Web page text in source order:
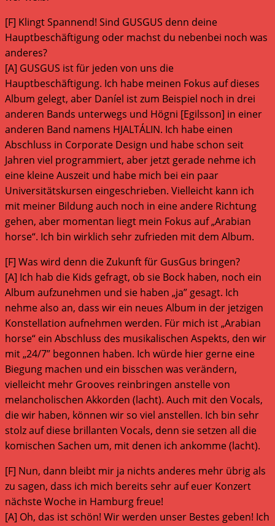
[F] Klingt Spannend! Sind GUSGUS denn deine
Hauptbeschäftigung oder machst du nebenbei noch was
anderes?
[A] GUSGUS ist für jeden von uns die
Hauptbeschäftigung. Ich habe meinen Fokus auf dieses
Album gelegt, aber Daníel ist zum Beispiel noch in drei
anderen Bands unterwegs und Högni [Egilsson] in einer
anderen Band namens HJALTÁLIN. Ich habe einen
Abschluss in Corporate Design und habe schon seit
Jahren viel programmiert, aber jetzt gerade nehme ich
eine kleine Auszeit und habe mich bei ein paar
Universitätskursen eingeschrieben. Vielleicht kann ich
mit meiner Bildung auch noch in eine andere Richtung
gehen, aber momentan liegt mein Fokus auf „Arabian
horse“. Ich bin wirklich sehr zufrieden mit dem Album.
[F] Was wird denn die Zukunft für GusGus bringen?
[A] Ich hab die Kids gefragt, ob sie Bock haben, noch ein
Album aufzunehmen und sie haben „ja” gesagt. Ich
nehme also an, dass wir ein neues Album in der jetzigen
Konstellation aufnehmen werden. Für mich ist „Arabian
horse“ ein Abschluss des musikalischen Aspekts, den wir
mit „24/7” begonnen haben. Ich würde hier gerne eine
Biegung machen und ein bisschen was verändern,
vielleicht mehr Grooves reinbringen anstelle von
melancholischen Akkorden (lacht). Auch mit den Vocals,
die wir haben, können wir so viel anstellen. Ich bin sehr
stolz auf diese brillanten Vocals, denn sie setzen all die
komischen Sachen um, mit denen ich ankomme (lacht).
[F] Nun, dann bleibt mir ja nichts anderes mehr übrig als
zu sagen, dass ich mich bereits sehr auf euer Konzert
nächste Woche in Hamburg freue!
[A] Oh, das ist schön! Wir werden unser Bestes geben! Ich